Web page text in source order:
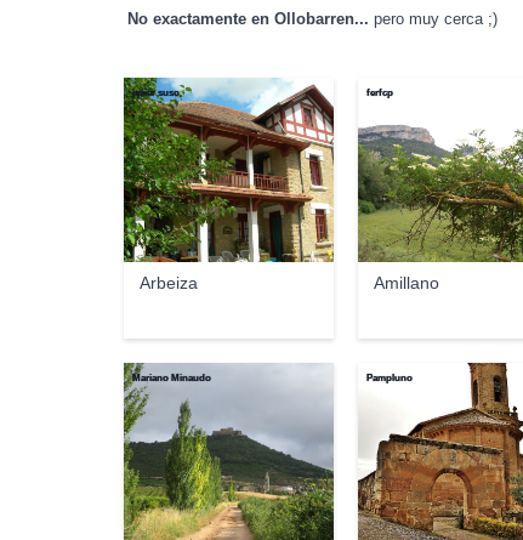
No exactamente en Ollobarren... pero muy cerca ;)
Arbeiza
javier suso
Amillano
ferfcp
Mariano Minaudo Pampluno